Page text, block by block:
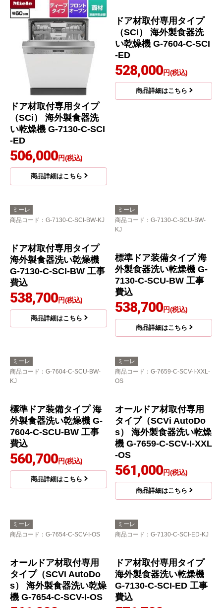
ドア材取付専用タイプ
（SCi） 海外製食器洗
い乾燥機 G-7130-C-SCI
-ED
506,000円(税込)
商品詳細はこちら
ドア材取付専用タイプ
（SCi） 海外製食器洗
い乾燥機 G-7604-C-SCI
-ED
528,000円(税込)
商品詳細はこちら
ミーレ
商品コード ：G-7130-C-SCI-BW-KJ
ドア材取付専用タイプ
海外製食器洗い乾燥機
G-7130-C-SCI-BW 工事
費込
538,700円(税込)
商品詳細はこちら
ミーレ
商品コード ：G-7130-C-SCU-BW-
KJ
標準ドア装備タイプ 海
外製食器洗い乾燥機 G-
7130-C-SCU-BW 工事
費込
538,700円(税込)
商品詳細はこちら
ミーレ
商品コード ：G-7604-C-SCU-BW-
KJ
標準ドア装備タイプ 海
外製食器洗い乾燥機 G-
7604-C-SCU-BW 工事
費込
560,700円(税込)
商品詳細はこちら
ミーレ
商品コード ：G-7659-C-SCV-I-XXL-
OS
オールドア材取付専用
タイプ（SCVi AutoDo
s） 海外製食器洗い乾燥
機 G-7659-C-SCV-I-XXL
-OS
561,000円(税込)
商品詳細はこちら
ミーレ
商品コード ：G-7654-C-SCV-I-OS
オールドア材取付専用
タイプ（SCVi AutoDo
s） 海外製食器洗い乾燥
機 G-7654-C-SCV-I-OS
ミーレ
商品コード ：G-7130-C-SCI-ED-KJ
ドア材取付専用タイプ
海外製食器洗い乾燥機
G-7130-C-SCI-ED 工事
費込